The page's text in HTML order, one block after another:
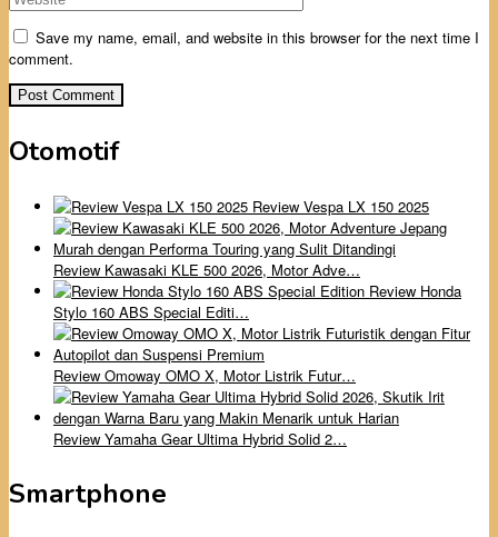
Save my name, email, and website in this browser for the next time I
comment.
Otomotif
Review Vespa LX 150 2025
Review Kawasaki KLE 500 2026, Motor Adve…
Review Honda
Stylo 160 ABS Special Editi…
Review Omoway OMO X, Motor Listrik Futur…
Review Yamaha Gear Ultima Hybrid Solid 2…
Smartphone